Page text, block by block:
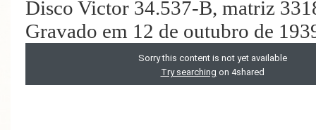
Disco Victor 34.537-B, matriz
Gravado em 12 de outubro de